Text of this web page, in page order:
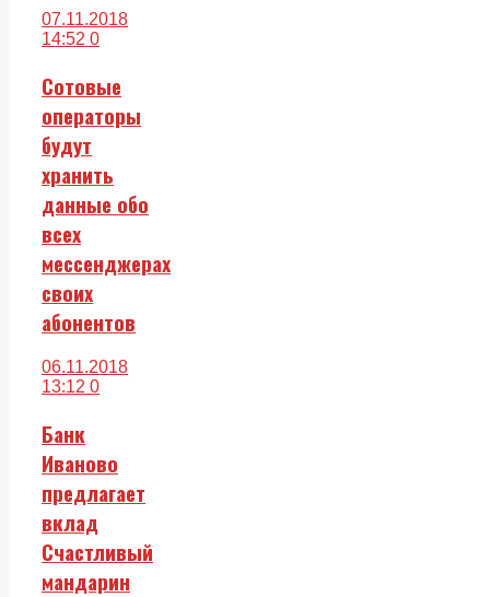
07.11.2018
14:52 0
Сотовые
операторы
будут
хранить
данные обо
всех
мессенджерах
своих
абонентов
06.11.2018
13:12 0
Банк
Иваново
предлагает
вклад
Счастливый
мандарин